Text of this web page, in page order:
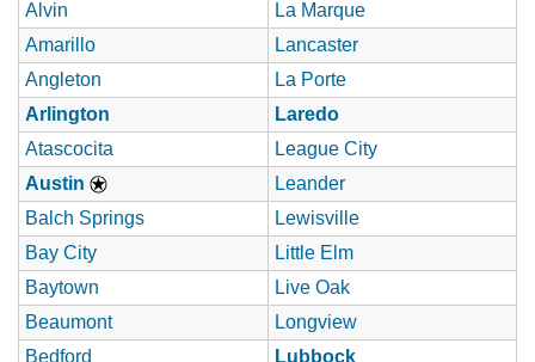
Alvin
La Marque
Amarillo
Lancaster
Angleton
La Porte
Arlington
Laredo
Atascocita
League City
Austin
Leander
Balch Springs
Lewisville
Bay City
Little Elm
Baytown
Live Oak
Beaumont
Longview
Bedford
Lubbock